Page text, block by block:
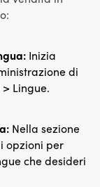
Inizia
di
Lingue.
Nella sezione
opzioni per
che desideri